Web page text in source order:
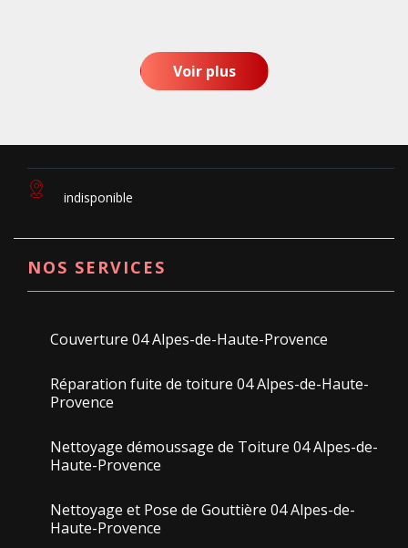
Voir plus
indisponible
NOS SERVICES
Couverture 04 Alpes-de-Haute-Provence
Réparation fuite de toiture 04 Alpes-de-Haute-
Provence
Nettoyage démoussage de Toiture 04 Alpes-de-
Haute-Provence
Nettoyage et Pose de Gouttière 04 Alpes-de-
Haute-Provence